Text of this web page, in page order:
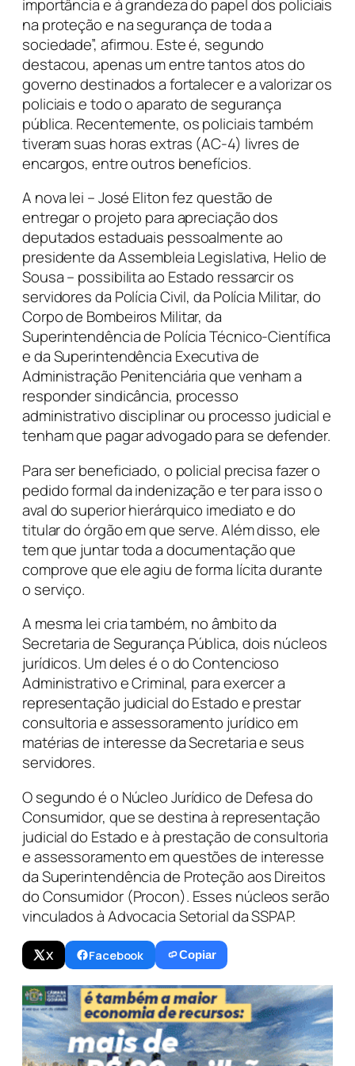
X Facebook Copiar
importância e à grandeza do papel dos policiais
na proteção e na segurança de toda a
sociedade”, afirmou. Este é, segundo
destacou, apenas um entre tantos atos do
governo destinados a fortalecer e a valorizar os
policiais e todo o aparato de segurança
pública. Recentemente, os policiais também
tiveram suas horas extras (AC-4) livres de
encargos, entre outros benefícios.
A nova lei – José Eliton fez questão de
entregar o projeto para apreciação dos
deputados estaduais pessoalmente ao
presidente da Assembleia Legislativa, Helio de
Sousa – possibilita ao Estado ressarcir os
servidores da Polícia Civil, da Polícia Militar, do
Corpo de Bombeiros Militar, da
Superintendência de Polícia Técnico-Científica
e da Superintendência Executiva de
Administração Penitenciária que venham a
responder sindicância, processo
administrativo disciplinar ou processo judicial e
tenham que pagar advogado para se defender.
Para ser beneficiado, o policial precisa fazer o
pedido formal da indenização e ter para isso o
aval do superior hierárquico imediato e do
titular do órgão em que serve. Além disso, ele
tem que juntar toda a documentação que
comprove que ele agiu de forma lícita durante
o serviço.
A mesma lei cria também, no âmbito da
Secretaria de Segurança Pública, dois núcleos
jurídicos. Um deles é o do Contencioso
Administrativo e Criminal, para exercer a
representação judicial do Estado e prestar
consultoria e assessoramento jurídico em
matérias de interesse da Secretaria e seus
servidores.
O segundo é o Núcleo Jurídico de Defesa do
Consumidor, que se destina à representação
judicial do Estado e à prestação de consultoria
e assessoramento em questões de interesse
da Superintendência de Proteção aos Direitos
do Consumidor (Procon). Esses núcleos serão
vinculados à Advocacia Setorial da SSPAP.